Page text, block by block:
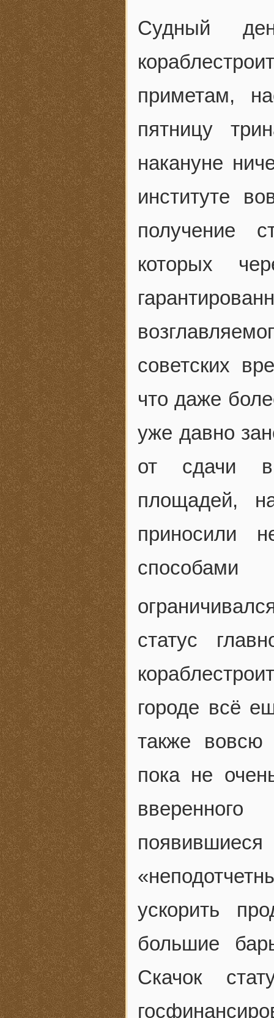
Судный
приметам,
пятницу
накануне
институте
получение
которых
советских
что даже
уже давно
от сдачи в
площадей,
приносили
статус
городе всё
также
пока не
ускорить
большие
Скачок